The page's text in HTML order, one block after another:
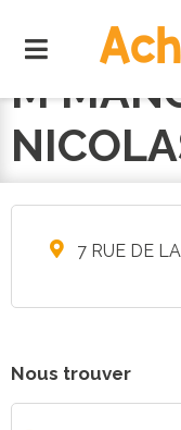
Menu
M
7 RUE DE
Nous trouver